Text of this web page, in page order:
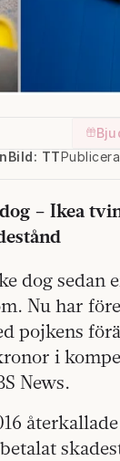
Bild: TT
– Ikea
dog sedan
Nu har
pojkens
i
News.